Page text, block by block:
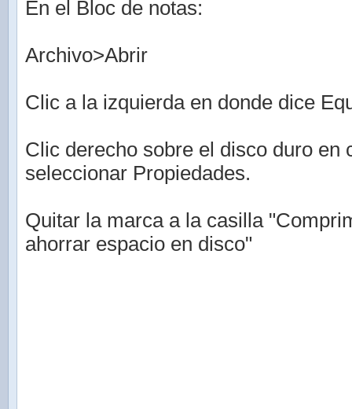
En el Bloc de notas:
Archivo>Abrir
Clic a la izquierda en donde dice
Clic derecho sobre el disco duro en
seleccionar Propiedades.
Quitar la marca a la casilla
ahorrar espacio en disco"